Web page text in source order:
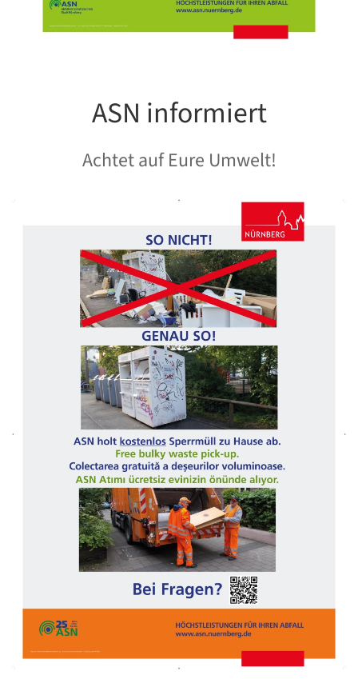
ASN informiert
Achtet auf Eure Umwelt!